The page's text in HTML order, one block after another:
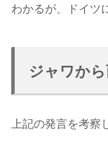
わかるが、ドイツ
ジャワか
上記の発言を考察